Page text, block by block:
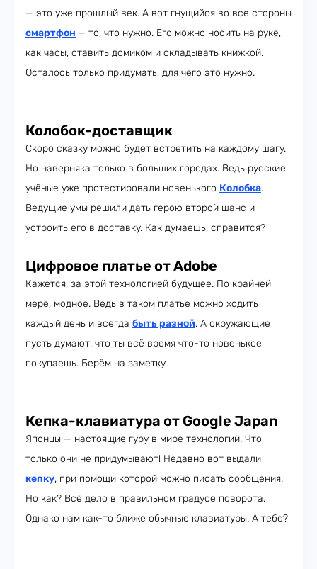
— это уже прошлый век. А вот гнущийся во все стороны
смартфон — то, что нужно. Его можно носить на руке,
как часы, ставить домиком и складывать книжкой.
Осталось только придумать, для чего это нужно.
Колобок-доставщик
Скоро сказку можно будет встретить на каждому шагу.
Но наверняка только в больших городах. Ведь русские
учёные уже протестировали новенького Колобка.
Ведущие умы решили дать герою второй шанс и
устроить его в доставку. Как думаешь, справится?
Цифровое платье от Adobe
Кажется, за этой технологией будущее. По крайней
мере, модное. Ведь в таком платье можно ходить
каждый день и всегда быть разной. А окружающие
пусть думают, что ты всё время что-то новенькое
покупаешь. Берём на заметку.
Кепка-клавиатура от Google Japan
Японцы — настоящие гуру в мире технологий. Что
только они не придумывают! Недавно вот выдали
кепку, при помощи которой можно писать сообщения.
Но как? Всё дело в правильном градусе поворота.
Однако нам как-то ближе обычные клавиатуры. А тебе?